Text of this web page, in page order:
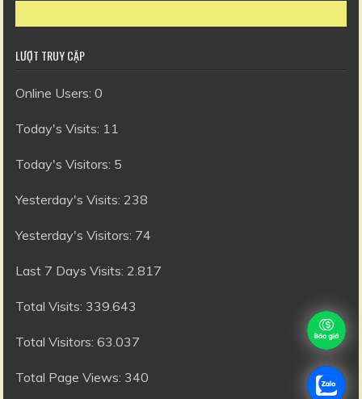
LƯỢT TRUY CẬP
Online Users:0
Today's Visits: 11
Today's Visitors: 5
Yesterday's Visits: 238
Yesterday's Visitors: 74
Last 7 Days Visits: 2.817
Total Visits: 339.643
Total Visitors:63.037
Total Page Views: 340